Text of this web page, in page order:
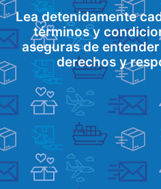
Lea detenidamente
términos y
aseguras de
derechos y